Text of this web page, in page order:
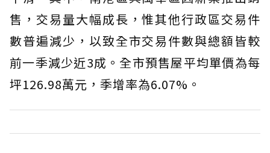
售，交易量大幅成長，惟其他行政區交易件
數普遍減少，以致全市交易件數與總額皆較
前一季減少近3成。全市預售屋平均單價為每
坪126.98萬元，季增率為6.07%。